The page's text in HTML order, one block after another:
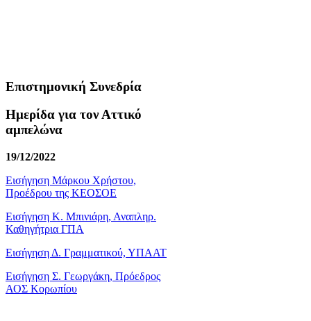
Επιστημονική Συνεδρία
Ημερίδα για τον Αττικό
αμπελώνα
19/12/2022
Εισήγηση Μάρκου Χρήστου,
Προέδρου της ΚΕΟΣΟΕ
Εισήγηση Κ. Μπινιάρη, Αναπληρ.
Καθηγήτρια ΓΠΑ
Εισήγηση Δ. Γραμματικού, ΥΠΑΑΤ
Εισήγηση Σ. Γεωργάκη, Πρόεδρος
ΑΟΣ Κορωπίου